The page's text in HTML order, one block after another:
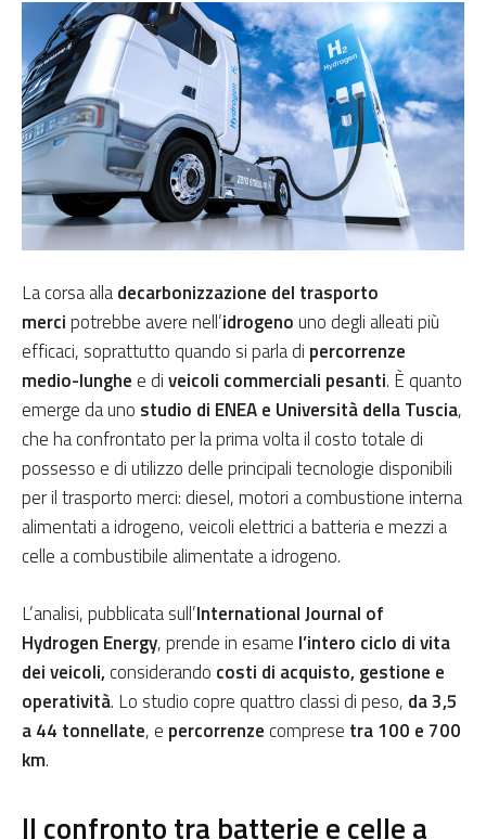
La corsa alladecarbonizzazione del trasporto
mercipotrebbe avere nell’idrogenouno degli alleati più
efficaci, soprattutto quando si parla di percorrenze
medio-lunghe e diveicoli commerciali pesanti. È quanto
emerge da uno studio di ENEA e Università della Tuscia,
che ha confrontato per la prima volta il costo totale di
possesso e di utilizzo delle principali tecnologie disponibili
per il trasporto merci: diesel, motori a combustione interna
alimentati a idrogeno, veicoli elettrici a batteria e mezzi a
celle a combustibile alimentate a idrogeno.
L’analisi, pubblicata sull’International Journal of
Hydrogen Energy, prende in esame l’intero ciclo di vita
dei veicoli,considerando costi di acquisto, gestione e
operatività. Lo studio copre quattro classi di peso, da 3,5
a 44 tonnellate, e percorrenze comprese tra 100 e 700
km.
Il confronto tra batterie e celle a